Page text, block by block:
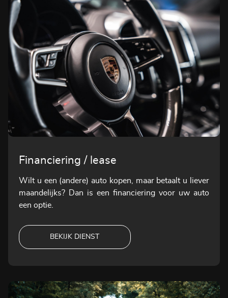
Financiering / lease
Wilt u een (andere) auto kopen, maar betaalt u liever
maandelijks? Dan is een financiering voor uw auto
een optie.
BEKIJK DIENST